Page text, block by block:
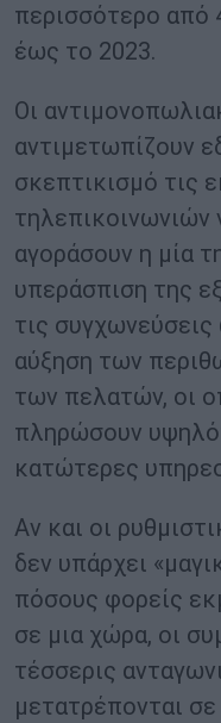
περισσότερο από
έως το 2023.
Οι
αντιμετωπίζουν
σκεπτικισμό τις
τηλεπικοινωνιών
αγοράσουν η μία
υπεράσπιση της
τις συγχωνεύσεις
αύξηση των
των πελατών, οι
πληρώσουν
κατώτερες
Αν και οι
δεν υπάρχει
πόσους φορείς
σε μια χώρα, οι
τέσσερις
μετατρέπονται σε